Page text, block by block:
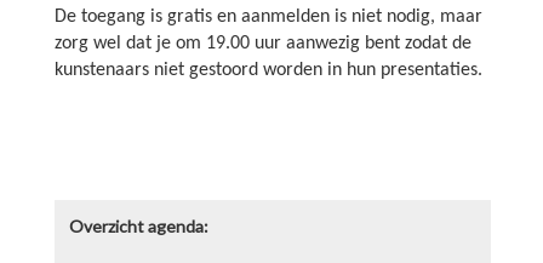
De toegang is gratis en aanmelden is niet nodig, maar
zorg wel dat je om 19.00 uur aanwezig bent zodat de
kunstenaars niet gestoord worden in hun presentaties.
Overzicht agenda: